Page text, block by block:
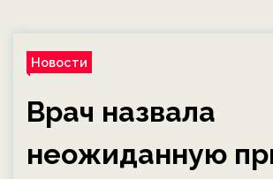
Новости
Врач назвала
неожиданную